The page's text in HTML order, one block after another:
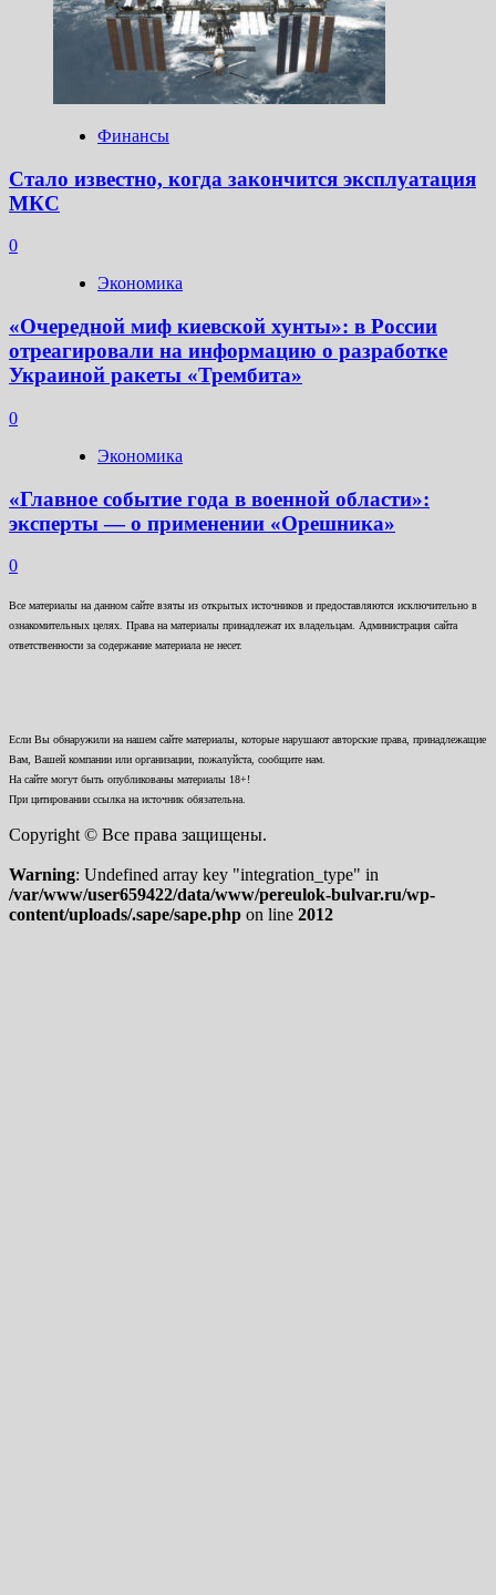
Финансы
Стало известно, когда закончится эксплуатация
МКС
0
Экономика
«Очередной миф киевской хунты»: в России
отреагировали на информацию о разработке
Украиной ракеты «Трембита»
0
Экономика
«Главное событие года в военной области»:
эксперты — о применении «Орешника»
0
Все материалы на данном сайте взяты из открытых источников и предоставляются исключительно в
ознакомительных целях. Права на материалы принадлежат их владельцам. Администрация сайта
ответственности за содержание материала не несет.
Если Вы обнаружили на нашем сайте материалы, которые нарушают авторские права, принадлежащие
Вам, Вашей компании или организации, пожалуйста, сообщите нам.
На сайте могут быть опубликованы материалы 18+!
При цитировании ссылка на источник обязательна.
Copyright © Все права защищены.
Warning: Undefined array key "integration_type" in
/var/www/user659422/data/www/pereulok-bulvar.ru/wp-
content/uploads/.sape/sape.php on line 2012